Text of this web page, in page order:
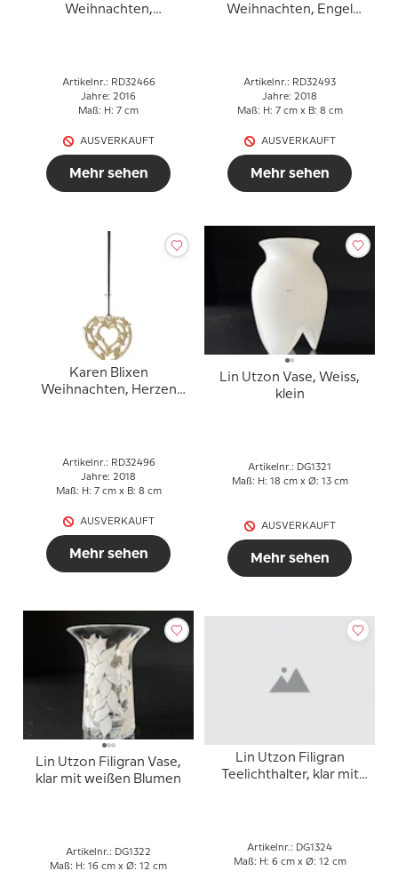
Weihnachten,
Artikelnr.: RD32466
Jahre: 2016
Maß: H: 7 cm
AUSVERKAUFT
Mehr sehen
Weihnachten, Engel
Artikelnr.: RD32493
Jahre: 2018
Maß: H: 7 cm x B: 8 cm
AUSVERKAUFT
Mehr sehen
Karen Blixen
Weihnachten, Herzen
Artikelnr.: RD32496
Jahre: 2018
Maß: H: 7 cm x B: 8 cm
AUSVERKAUFT
Mehr sehen
Lin Utzon Vase, Weiss,
klein
Artikelnr.: DG1321
Maß: H: 18 cm x Ø: 13 cm
AUSVERKAUFT
Mehr sehen
Lin Utzon Filigran Vase,
klar mit weißen Blumen
Artikelnr.: DG1322
Maß: H: 16 cm x Ø: 12 cm
Lin Utzon Filigran
Teelichthalter, klar mit
Artikelnr.: DG1324
Maß: H: 6 cm x Ø: 12 cm